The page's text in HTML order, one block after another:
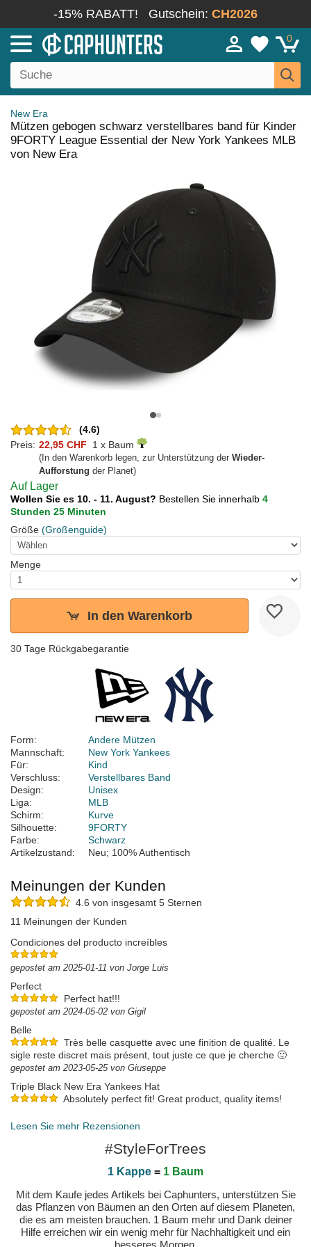
-15% RABATT! Gutschein: CH2026
0
New Era
Mützen gebogen schwarz verstellbares band für Kinder
9FORTY League Essential der New York Yankees MLB
von New Era
(4.6)
Preis: 22,95 CHF 1 x Baum
(In den Warenkorb legen, zur Unterstützung der Wieder-
Aufforstung der Planet)
Auf Lager
Wollen Sie es 10. - 11. August? Bestellen Sie innerhalb 4
Stunden 25 Minuten
Größe (Größenguide)
Menge
In den Warenkorb
30 Tage Rückgabegarantie
Form:
Andere Mützen
Mannschaft:
New York Yankees
Für:
Kind
Verschluss:
Verstellbares Band
Design:
Unisex
Liga:
MLB
Schirm:
Kurve
Silhouette:
9FORTY
Farbe:
Schwarz
Artikelzustand:
Neu; 100% Authentisch
Meinungen der Kunden
4.6 von insgesamt 5 Sternen
11 Meinungen der Kunden
Condiciones del producto increíbles
gepostet am 2025-01-11 von Jorge Luis
Perfect
Perfect hat!!!
gepostet am 2024-05-02 von Gigil
Belle
Très belle casquette avec une finition de qualité. Le
sigle reste discret mais présent, tout juste ce que je cherche 🙂
gepostet am 2023-05-25 von Giuseppe
Triple Black New Era Yankees Hat
Absolutely perfect fit! Great product, quality items!
gepostet am 2023-05-20 von Alexa
Lesen Sie mehr Rezensionen
#StyleForTrees
1 Kappe = 1 Baum
Mit dem Kaufe jedes Artikels bei Caphunters, unterstützen Sie
das Pflanzen von Bäumen an den Orten auf diesem Planeten,
die es am meisten brauchen. 1 Baum mehr und Dank deiner
Hilfe erreichen wir ein wenig mehr für Nachhaltigkeit und ein